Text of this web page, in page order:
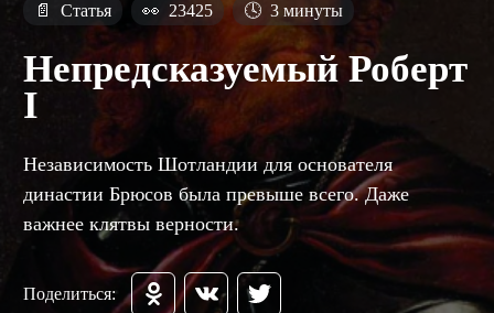
📄 Статья 👀 23425 🕓 3 минуты
Непредсказуемый Роберт
I
Независимость Шотландии для основателя
династии Брюсов была превыше всего. Даже
важнее клятвы верности.
Поделиться: